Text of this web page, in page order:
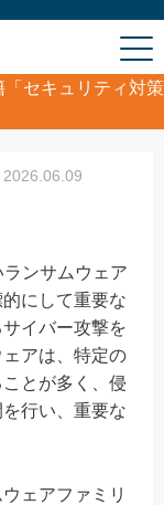
「セキュリティ対策
ンサムウェア
にして重要な
イバー攻撃を
アは、特定の
とが多く、侵
行い、重要な
ェアファミリ